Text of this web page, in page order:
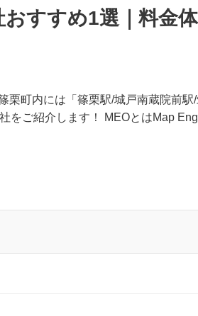
すすめ1選｜料金
栗町内には「篠栗駅/城戸南蔵院前駅
をご紹介します！ MEOとはMap